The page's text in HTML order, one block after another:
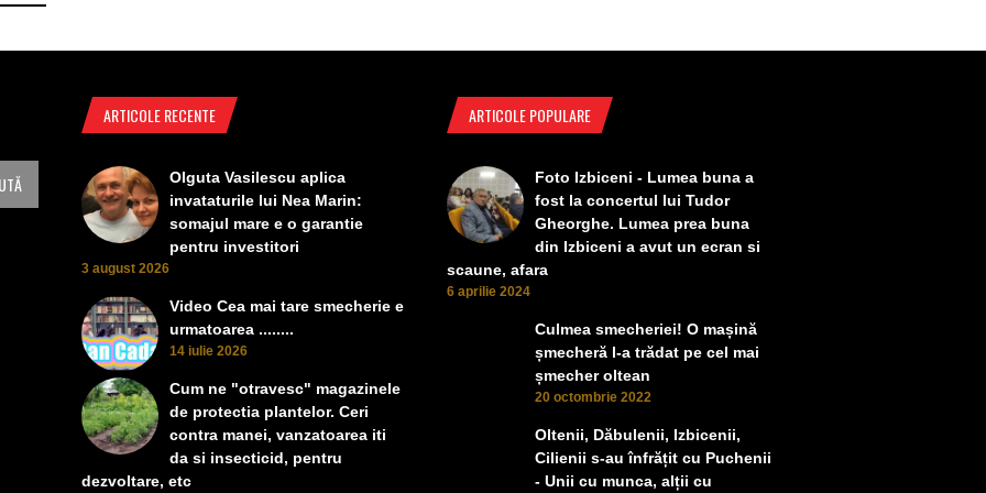
ARTICOLE RECENTE
Olguta Vasilescu aplica
invataturile lui Nea Marin:
somajul mare e o garantie
pentru investitori
3 august 2026
Video Cea mai tare smecherie e
urmatoarea ........
14 iulie 2026
Cum ne "otravesc" magazinele
de protectia plantelor. Ceri
contra manei, vanzatoarea iti
da si insecticid, pentru
dezvoltare, etc
ARTICOLE POPULARE
Foto Izbiceni - Lumea buna a
fost la concertul lui Tudor
Gheorghe. Lumea prea buna
din Izbiceni a avut un ecran si
scaune, afara
6 aprilie 2024
Culmea smecheriei! O mașină
șmecheră l-a trădat pe cel mai
șmecher oltean
20 octombrie 2022
Oltenii, Dăbulenii, Izbicenii,
Cilienii s-au înfrățit cu Puchenii
- Unii cu munca, alții cu